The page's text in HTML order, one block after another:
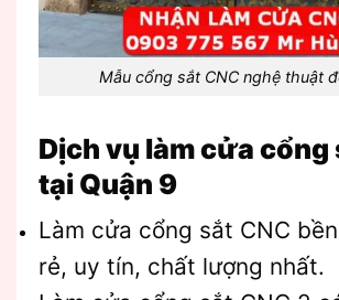
Mẫu cổng sắt CNC nghệ thuật
Dịch vụ làm cửa cổng
tại Quận 9
Làm cửa cổng sắt CNC
rẻ, uy tín, chất lượng nhất.